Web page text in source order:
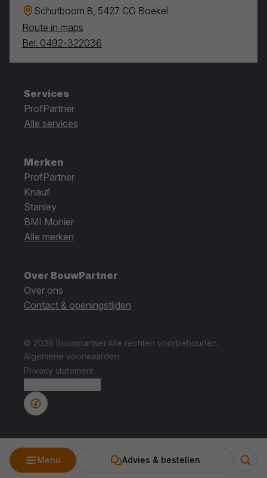
Menu Advies & bestellen
Schutboom 8, 5427 CG Boekel
Route in maps
Bel: 0492-322036
Services
ProfPartner
Alle services
Merken
ProfPartner
Knauf
Stanley
BMI Monier
Alle merken
Over BouwPartner
Over ons
Contact & openingstijden
© 2026 Bouwpartner.Alle rechten voorbehouden.
Algemene voorwaarden
Privacy statement